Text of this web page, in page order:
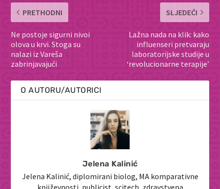
PRETHODNI
Ne postoje sigurni nivoi
olova u krvi. Stoga su
nalazi iz Vareša
zabrinjavajući
SLJEDEĆI
Lažna nada na klik: kako
influenseri pretvaraju
laboratorijske studije u
‘revolucionarne terapije’
O AUTORU/AUTORICI
Jelena Kalinić
Jelena Kalinić, diplomirani biolog, MA komparativne
književnosti, publicist, scitech, zdravstvena